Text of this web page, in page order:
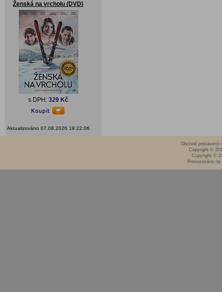
Ženská na vrcholu (DVD)
s DPH: 329 Kč
Aktualizováno 07.08.2026 19:22:06
Obchod postavený
Copyright ©
Copyright ©
Provozováno